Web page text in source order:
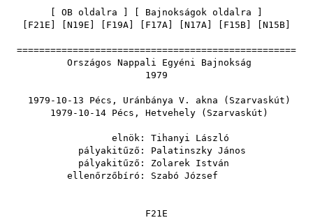
OB oldalra Bajnokságok oldalra
F21E N19E F19A F17A N17A F15B N15B
==================================================
Országos Nappali Egyéni Bajnokság
1979
1979-10-13 Pécs, Uránbánya V. akna (Szarvaskút)
1979-10-14 Pécs, Hetvehely (Szarvaskút)
elnök: Tihanyi László
pályakitűző: Palatinszky János
pályakitűző: Zolarek István
ellenőrzőbíró: Szabó József
F21E